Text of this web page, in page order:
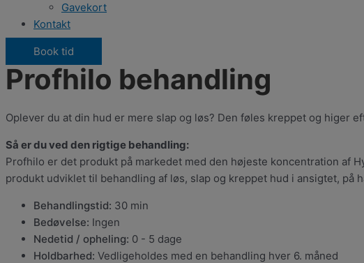
Gavekort
Kontakt
Book tid
Profhilo behandling
Oplever du at din hud er mere slap og løs? Den føles kreppet og higer
Så er du ved den rigtige behandling:
Profhilo er det produkt på markedet med den højeste koncentration af
produkt udviklet til behandling af løs, slap og kreppet hud i ansigtet, på
Behandlingstid: 30 min
Bedøvelse: Ingen
Nedetid / opheling: 0 - 5 dage
Holdbarhed: Vedligeholdes med en behandling hver 6. måned